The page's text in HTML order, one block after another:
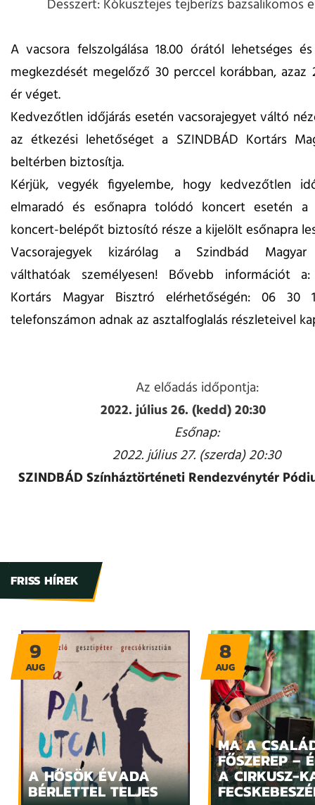
Desszert: Kòkusztejes tejberízs bazsalikomos
A vacsora felszolgálása 18.00 órától lehetséges
megkezdését megelőző 30 perccel korábban, azaz
ér véget.
Kedvezőtlen időjárás esetén vacsorajegyet váltó
az étkezési lehetőséget a SZINDBÁD Kortárs
beltérben biztosítja.
Kérjük, vegyék figyelembe, hogy kedvezőtlen
elmaradó és esőnapra tolódó koncert esetén a
koncert-belépőt biztosító része a kijelölt esőnapra
Vacsorajegyek kizárólag a Szindbád Magyar
válthatóak személyesen! Bővebb információt a:
Kortárs Magyar Bisztró elérhetőségén: 06 30
telefonszámon adnak az asztalfoglalás részleteivel
Az előadás időpontja:
2022. július 26. (kedd) 20:30
Esőnap:
2022. július 27. (szerda) 20:30
SZINDBÁD Színháztörténeti Rendezvénytér
FRISS HÍREK
A HŐSÖK ÉVADA
BÉRLETTEL TELJES
9
AUG
MA A
FŐSZEREP –
A CIRKUSZ-
8
AUG